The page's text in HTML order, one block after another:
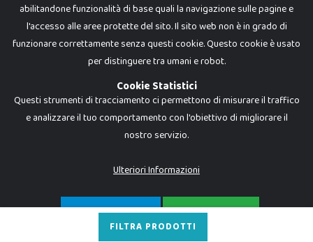
FILTRA PRODOTTI
Dadi e Mattoncini è un brand di Giocabene Srl. Ogni riproduzione o utilizzo non
I prezzi e le promozioni pubblicate potrebbero differire da quanto esposto in
P.IVA 02608090425 - REA AN201199 - C.S. 10.000 i.v.
abilitandone funzionalità di base quali la navigazione sulle pagine e
l'accesso alle aree protette del sito. Il sito web non è in grado di
funzionare correttamente senza questi cookie. Questo cookie è usato
per distinguere tra umani e robot.
Cookie Statistici
Questi strumenti di tracciamento ci permettono di misurare il traffico
e analizzare il tuo comportamento con l'obiettivo di migliorare il
nostro servizio.
Ulteriori Informazioni
SOLO NECESSARI ACCETTA TUTTO